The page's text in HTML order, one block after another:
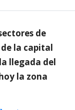
de
la capital
llegada del
la zona